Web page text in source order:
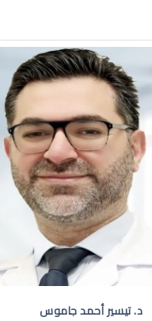
د. تيسير أحمد جاموس